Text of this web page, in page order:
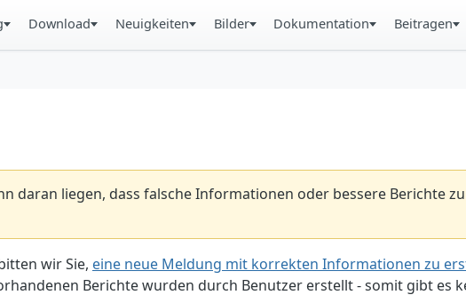
Download Neuigkeiten Bilder Dokumentation Beitragen
daran liegen, dass falsche Informationen oder bessere Berichte
wir Sie, eine neue Meldung mit korrekten Informationen zu
Berichte wurden durch Benutzer erstellt - somit gibt es